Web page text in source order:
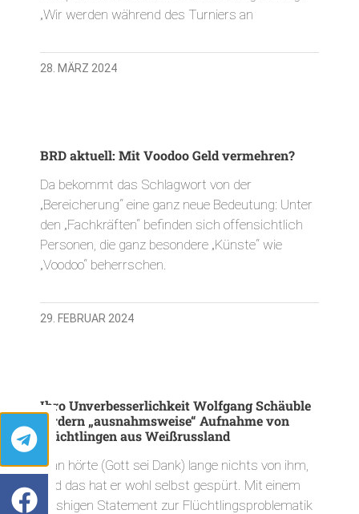
„Wir werden während des Turniers an
28. MÄRZ 2024
BRD aktuell: Mit Voodoo Geld vermehren?
Da bekommt das Schlagwort von der
„Bereicherung“ eine ganz neue Bedeutung: Unter
den „Fachkräften“ befinden sich offensichtlich
Personen, die ganz besondere „Künste“ wie
„Voodoo“ beherrschen.
29. FEBRUAR 2024
Ihro Unverbesserlichkeit Wolfgang Schäuble
fordern „ausnahmsweise“ Aufnahme von
Flüchtlingen aus Weißrussland
Man hörte (Gott sei Dank) lange nichts von ihm,
und das hat er wohl selbst gespürt. Mit einem
trashigen Statement zur Flüchtlingsproblematik